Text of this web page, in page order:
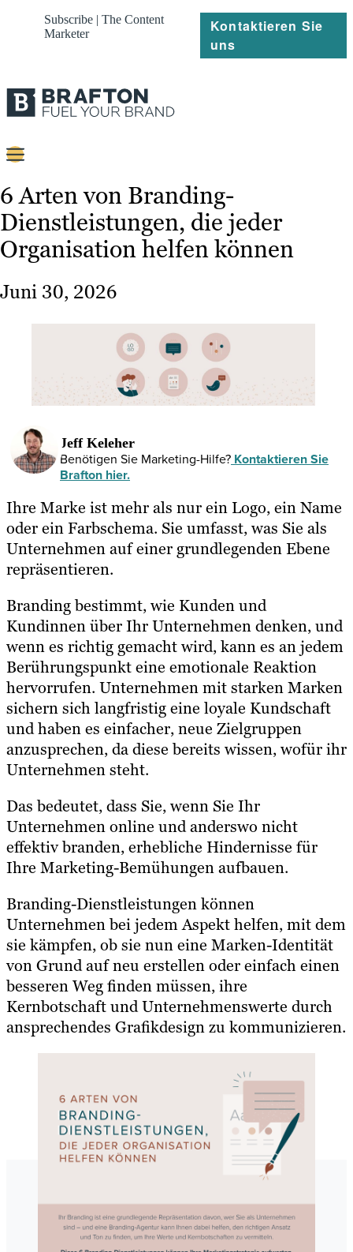
Subscribe | The Content
Marketer
Kontaktieren Sie
uns
Strategie
Platforms
Referenzen
Ressourcen
6 Arten von Branding-
Dienstleistungen, die jeder
Organisation helfen können
Juni 30, 2026
Jeff Keleher
Benötigen Sie Marketing-Hilfe? Kontaktieren Sie
Brafton hier.
Ihre Marke ist mehr als nur ein Logo, ein Name
oder ein Farbschema. Sie umfasst, was Sie als
Unternehmen auf einer grundlegenden Ebene
repräsentieren.
Branding bestimmt, wie Kunden und
Kundinnen über Ihr Unternehmen denken, und
wenn es richtig gemacht wird, kann es an jedem
Berührungspunkt eine emotionale Reaktion
hervorrufen. Unternehmen mit starken Marken
sichern sich langfristig eine loyale Kundschaft
und haben es einfacher, neue Zielgruppen
anzusprechen, da diese bereits wissen, wofür ihr
Unternehmen steht.
Das bedeutet, dass Sie, wenn Sie Ihr
Unternehmen online und anderswo nicht
effektiv branden, erhebliche Hindernisse für
Ihre Marketing-Bemühungen aufbauen.
Branding-Dienstleistungen können
Unternehmen bei jedem Aspekt helfen, mit dem
sie kämpfen, ob sie nun eine Marken-Identität
von Grund auf neu erstellen oder einfach einen
besseren Weg finden müssen, ihre
Kernbotschaft und Unternehmenswerte durch
ansprechendes Grafikdesign zu kommunizieren.